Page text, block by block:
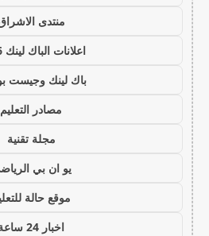
منتدى
اعلانات الباك لينك 2026
باك لينك وجيست
مصادر التعليم
مجلة تقنية
يو ان بي
موقع حالة
اخبار 24 ساعة